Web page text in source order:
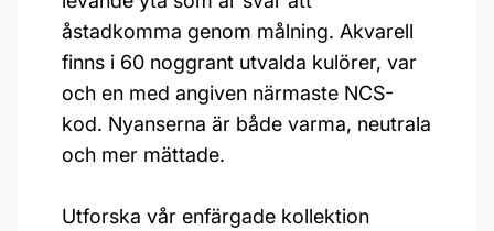
åstadkomma genom målning. Akvarell
finns i 60 noggrant utvalda kulörer, var
och en med angiven närmaste NCS-
kod. Nyanserna är både varma, neutrala
och mer mättade.
Utforska vår enfärgade kollektion